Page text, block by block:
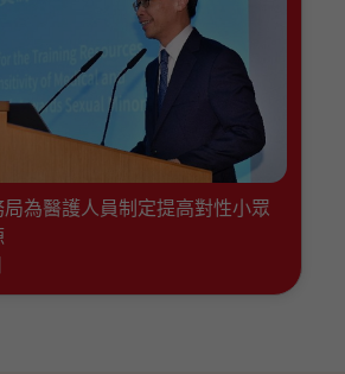
為醫護人員制定提高對性小眾